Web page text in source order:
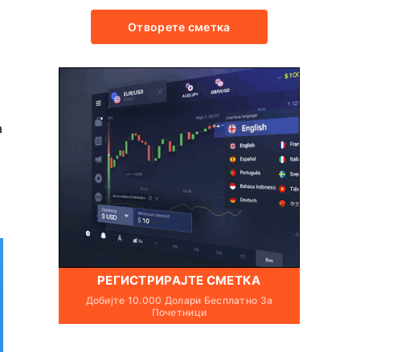
Отворете сметка
РЕГИСТРИРАЈТЕ СМЕТКА
Добијте 10.000 Долари Бесплатно За
Почетници